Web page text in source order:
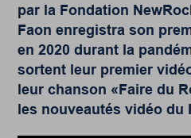
par la Fondation
Faon enregistra son
en 2020 durant la
sortent leur premier
leur chanson «Faire du
les nouveautés vidéo du